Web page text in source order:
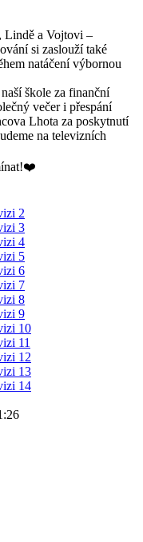
Lindě a Vojtovi –
si zaslouží také
natáčení výbornou
škole za finanční
večer i přespání
Lhota za poskytnutí
na televizních